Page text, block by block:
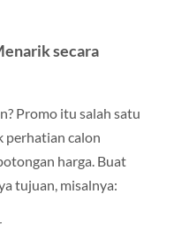
secara
Promo itu salah satu
perhatian calon
harga. Buat
tujuan, misalnya: